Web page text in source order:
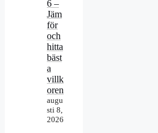
6 –
Jäm
för
och
hitta
bäst
a
villk
oren
augu
sti 8,
2026